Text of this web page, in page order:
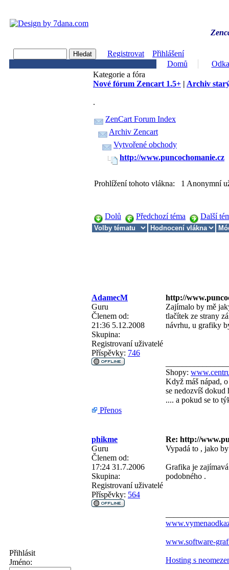
Registrovat
Přihlášení
Domů
Přihlásit
Jméno:
Kategorie a fóra
Nové fórum Zencart 1.5+ | Archiv
.
ZenCart Forum Index
Archiv Zencart
Vytvořené obchody
http://www.puncochomanie.cz
Prohlížení tohoto vlákna: 1 Anonymní
Dolů Předchozí téma Další
AdamecM
http://
Guru
Členem od:
21:36 5.12.2008
Skupina:
Registrovaní uživatelé
Příspěvky: 746
Zajímalo by mě
tlačítek ze strany
návrhu, u grafiky
Shopy:
Když máš nápad,
se nedozvíš dokud
.... a pokud se to
Přenos
phikme
Re: http://
Guru
Členem od:
17:24 31.7.2006
Skupina:
Registrovaní uživatelé
Příspěvky: 564
Vypadá to , jako
Grafika je
podobného .
www.software-
Hosting s